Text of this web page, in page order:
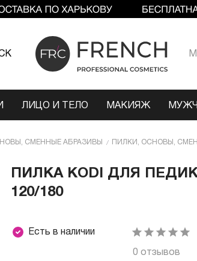
ЛИЦО И ТЕЛО МАКИЯЖ
СМЕННЫЕ АБРАЗИВЫ ПИЛКИ, ОСНОВЫ,
ПИЛКА КODI ДЛЯ
120/180
Есть в наличии
0 отзывов